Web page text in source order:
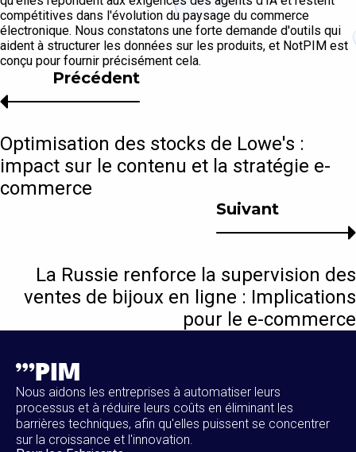
compétitives dans l'évolution du paysage du commerce
électronique. Nous constatons une forte demande d'outils qui
aident à structurer les données sur les produits, et NotPIM est
conçu pour fournir précisément cela.
Suivant
La Russie renforce la supervision des
ventes de bijoux en ligne : Implications
pour le e-commerce
Précédent
Optimisation des stocks de Lowe's :
impact sur le contenu et la stratégie e-
commerce
Nous aidons les entreprises à automatiser leurs
processus et à réduire leurs coûts en éliminant les
barrières techniques, afin qu'elles puissent se concentrer
sur la croissance et l'innovation.